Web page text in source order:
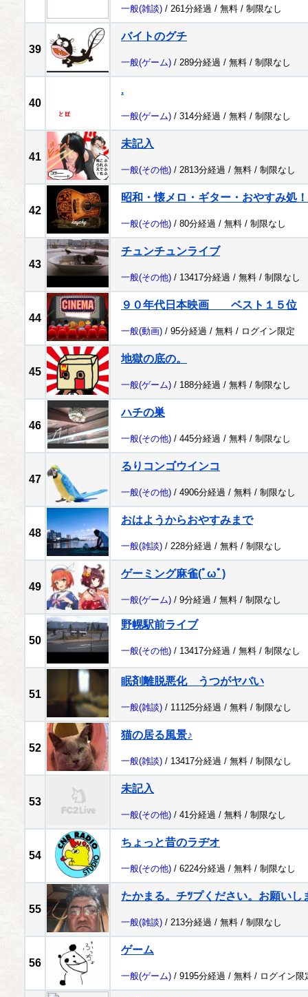
一般(雑談) / 261分経過 / 無料 / 制限なし
39
バイトのグチ
一般(ゲーム) / 289分経過 / 無料 / 制限なし
40
.
一般(ゲーム) / 314分経過 / 無料 / 制限なし
41
未記入
一般(その他) / 2813分経過 / 無料 / 制限なし
42
昭和・懐メロ・ギター・おやすみ処！
一般(その他) / 80分経過 / 無料 / 制限なし
43
チュンチュンライブ
一般(その他) / 13417分経過 / 無料 / 制限なし
44
９０年代日本映画 ベスト１５位
一般(動画) / 95分経過 / 無料 / ログイン限定
45
地獄の底の。
一般(ゲーム) / 188分経過 / 無料 / 制限なし
46
ハチの巣
一般(その他) / 445分経過 / 無料 / 制限なし
47
るりコンゴウインコ
一般(その他) / 4906分経過 / 無料 / 制限なし
48
おはようからおやすみまで
一般(雑談) / 228分経過 / 無料 / 制限なし
49
ゲーミング麻雀(ﾟωﾟ)
一般(ゲーム) / 9分経過 / 無料 / 制限なし
50
野幌駅前ライブ
一般(その他) / 13417分経過 / 無料 / 制限なし
51
眠剤離脱悪化 うつがヤバい
一般(雑談) / 11125分経過 / 無料 / 制限なし
52
猫の居る風景♪
一般(雑談) / 13417分経過 / 無料 / 制限なし
53
未記入
一般(その他) / 41分経過 / 無料 / 制限なし
54
ちょっと昔のラヂオ
一般(その他) / 6224分経過 / 無料 / 制限なし
55
たかまる。チﾂプください。お願いし
一般(雑談) / 213分経過 / 無料 / 制限なし
56
ゲーム
一般(ゲーム) / 9195分経過 / 無料 / ログイン限